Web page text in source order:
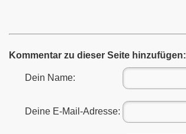
Kommentar zu dieser Seite hinzufügen:
Dein Name:
Deine E-Mail-Adresse: